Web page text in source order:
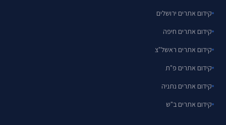
קידום אתרים ירושלים
קידום אתרים חיפה
קידום אתרים ראשל"צ
קידום אתרים פ"ת
קידום אתרים נתניה
קידום אתרים ב"ש